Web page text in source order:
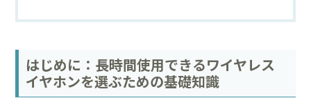
はじめに：長時間使用できるワイヤレス
イヤホンを選ぶための基礎知識